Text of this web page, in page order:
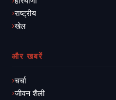
राष्ट्रीय
खेल
और खबरें
चर्चा
जीवन शैली